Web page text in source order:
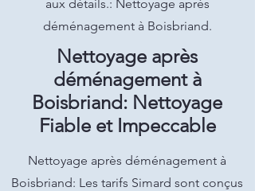
aux détails.: Nettoyage après
déménagement à Boisbriand.
Nettoyage après
déménagement à
Boisbriand: Nettoyage
Fiable et Impeccable
Nettoyage après déménagement à
Boisbriand: Les tarifs Simard sont conçus